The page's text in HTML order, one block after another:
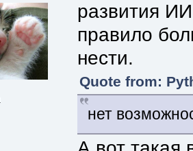
развития
правило
нести.
Quote from:
нет